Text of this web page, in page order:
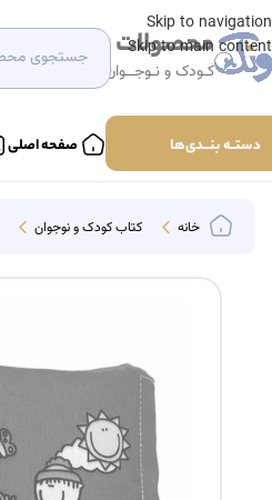
Skip to navigation
Skip to main content
محصولات
کـودک و نـوجــوان
دستــه بنـــدی‌ها صفحه اصلی
خانه کتاب کودک و نوجوان